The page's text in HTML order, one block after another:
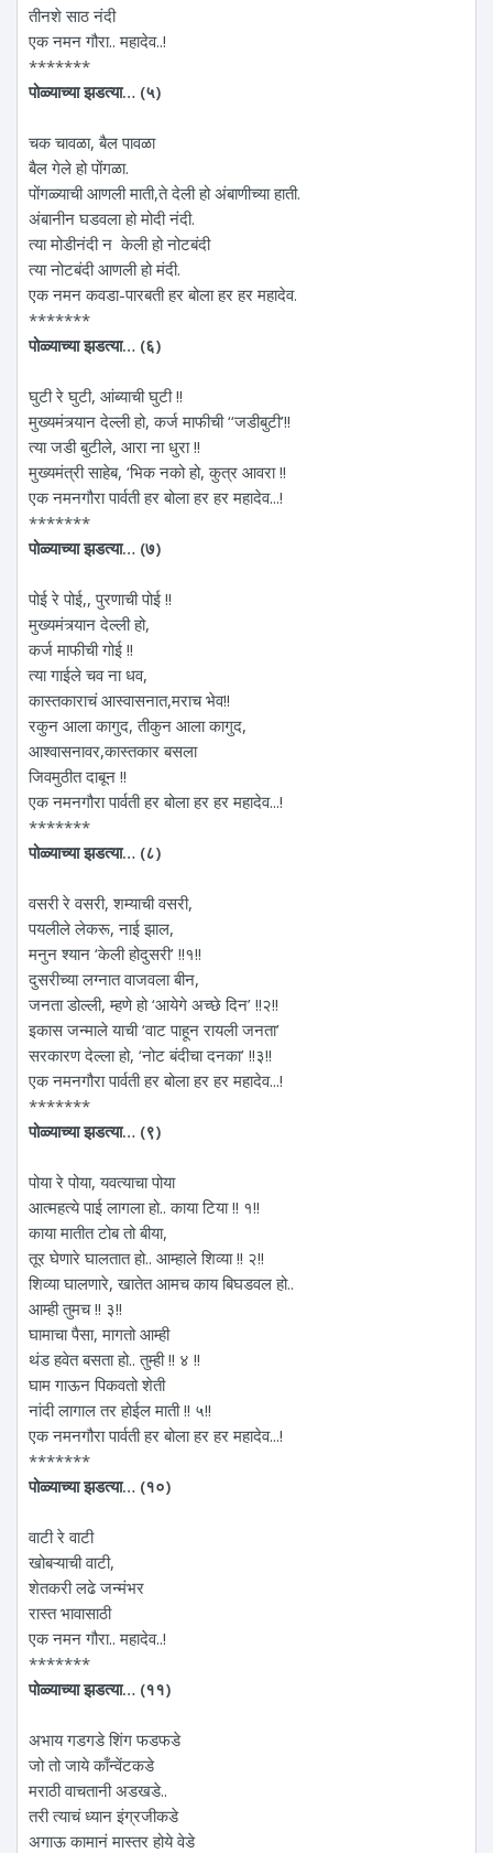
तीनशे साठ नंदी
एक नमन गौरा.. महादेव..!
*******
पोळ्याच्या झडत्या… (५)
चक चावळा, बैल पावळा
बैल गेले हो पोंगळा.
पोंगळ्याची आणली माती,ते देली हो अंबाणीच्या हाती.
अंबानीन घडवला हो मोदी नंदी.
त्या मोडीनंदी न केली हो नोटबंदी
त्या नोटबंदी आणली हो मंदी.
एक नमन कवडा-पारबती हर बोला हर हर महादेव.
*******
पोळ्याच्या झडत्या… (६)
घुटी रे घुटी, आंब्याची घुटी !!
मुख्यमंत्र्यान देल्ली हो, कर्ज माफीची ‘‘जडीबुटी’!!
त्या जडी बुटीले, आरा ना धुरा !!
मुख्यमंत्री साहेब, ‘भिक नको हो, कुत्र आवरा !!
एक नमनगौरा पार्वती हर बोला हर हर महादेव...!
*******
पोळ्याच्या झडत्या… (७)
पोई रे पोई,, पुरणाची पोई !!
मुख्यमंत्र्यान देल्ली हो,
कर्ज माफीची गोई !!
त्या गाईले चव ना धव,
कास्तकाराचं आस्वासनात,मराच भेव!!
रकुन आला कागुद, तीकुन आला कागुद,
आश्वासनावर,कास्तकार बसला
जिवमुठीत दाबून !!
एक नमनगौरा पार्वती हर बोला हर हर महादेव...!
*******
पोळ्याच्या झडत्या… (८)
वसरी रे वसरी, शम्याची वसरी,
पयलीले लेकरू, नाई झाल,
मनुन श्यान ‘केली होदुसरी’ !!१!!
दुसरीच्या लग्नात वाजवला बीन,
जनता डोल्ली, म्हणे हो ‘आयेगे अच्छे दिन’ !!२!!
इकास जन्माले याची ‘वाट पाहून रायली जनता’
सरकारण देल्ला हो, ‘नोट बंदीचा दनका’ !!३!!
एक नमनगौरा पार्वती हर बोला हर हर महादेव...!
*******
पोळ्याच्या झडत्या… (९)
पोया रे पोया, यवत्याचा पोया
आत्महत्ये पाई लागला हो.. काया टिया !! १!!
काया मातीत टोब तो बीया,
तूर घेणारे घालतात हो.. आम्हाले शिव्या !! २!!
शिव्या घालणारे, खातेत आमच काय बिघडवल हो..
आम्ही तुमच !! ३!!
घामाचा पैसा, मागतो आम्ही
थंड हवेत बसता हो.. तुम्ही !! ४ !!
घाम गाऊन पिकवतो शेती
नांदी लागाल तर होईल माती !! ५!!
एक नमनगौरा पार्वती हर बोला हर हर महादेव...!
*******
पोळ्याच्या झडत्या… (१०)
वाटी रे वाटी
खोबऱ्याची वाटी,
शेतकरी लढे जन्मंभर
रास्त भावासाठी
एक नमन गौरा.. महादेव..!
*******
पोळ्याच्या झडत्या… (११)
अभाय गडगडे शिंग फडफडे
जो तो जाये काँन्वेंटकडे
मराठी वाचतानी अडखडे..
तरी त्याचं ध्यान इंग्रजीकडे
अगाऊ कामानं मास्तर होये वेडे